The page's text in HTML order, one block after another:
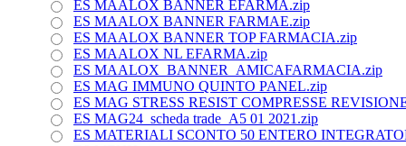
ES MAALOX BANNER EFARMA.zip
ES MAALOX BANNER FARMAE.zip
ES MAALOX BANNER TOP FARMACIA.zip
ES MAALOX NL EFARMA.zip
ES MAALOX_BANNER_AMICAFARMACIA.zip
ES MAG IMMUNO QUINTO PANEL.zip
ES MAG STRESS RESIST COMPRESSE
ES MAG24_scheda trade_A5 01 2021.zip
ES MATERIALI SCONTO 50 ENTERO